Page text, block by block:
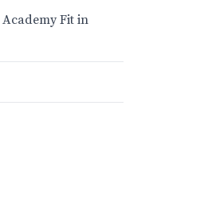
Fit in